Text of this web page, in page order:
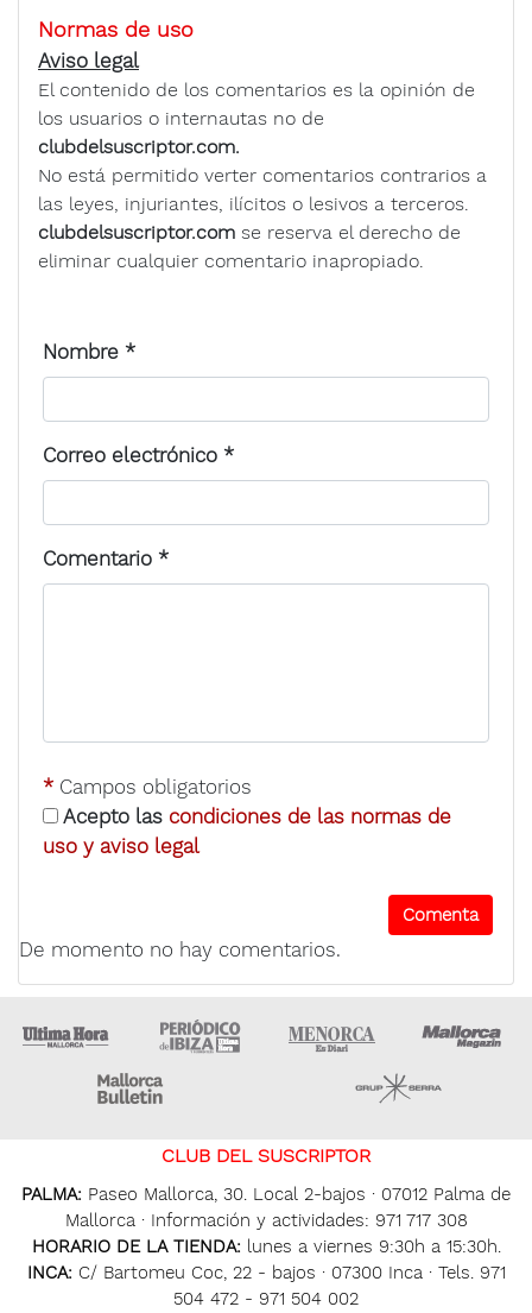
Normas de uso
Aviso legal
El contenido de los comentarios es la opinión de
los usuarios o internautas no de
clubdelsuscriptor.com.
No está permitido verter comentarios contrarios a
las leyes, injuriantes, ilícitos o lesivos a terceros.
clubdelsuscriptor.com se reserva el derecho de
eliminar cualquier comentario inapropiado.
Nombre *
Correo electrónico *
Comentario *
* Campos obligatorios
Acepto las condiciones de las normas de
uso y aviso legal
De momento no hay comentarios.
Ultima Hora Ultima hora Ibiza Menorca • Es Diari
CLUB DEL SUSCRIPTOR
PALMA: Paseo Mallorca, 30. Local 2-bajos · 07012 Palma de
Mallorca · Información y actividades: 971 717 308
HORARIO DE LA TIENDA: lunes a viernes 9:30h a 15:30h.
INCA: C/ Bartomeu Coc, 22 - bajos · 07300 Inca · Tels. 971
504 472 - 971 504 002